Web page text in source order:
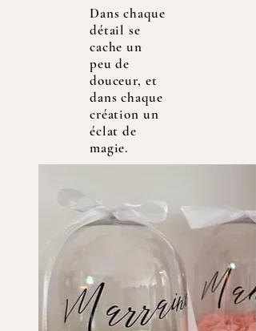
Dans chaque
détail se
cache un
peu de
douceur, et
dans chaque
création un
éclat de
magie.